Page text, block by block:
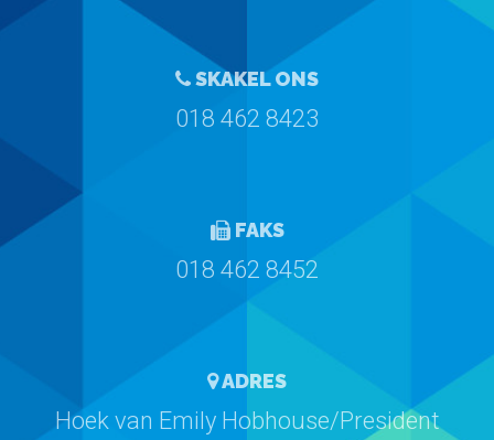
SKAKEL ONS
018 462 8423
FAKS
018 462 8452
ADRES
Hoek van Emily Hobhouse/President